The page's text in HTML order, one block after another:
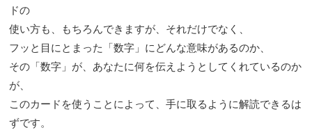
ドの
使い方も、もちろんできますが、それだけでなく、
フッと目にとまった「数字」にどんな意味があるのか、
その「数字」が、あなたに何を伝えようとしてくれているのか
が、
このカードを使うことによって、手に取るように解読できるは
ずです。